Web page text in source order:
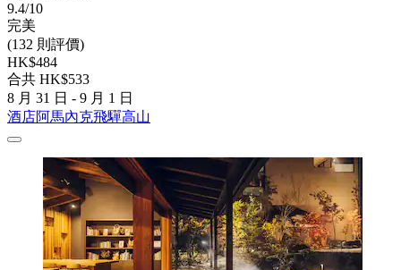
9.4/10
完美
(132 則評價)
HK$484
合共 HK$533
8 月 31 日 - 9 月 1 日
酒店阿馬內克飛驒高山